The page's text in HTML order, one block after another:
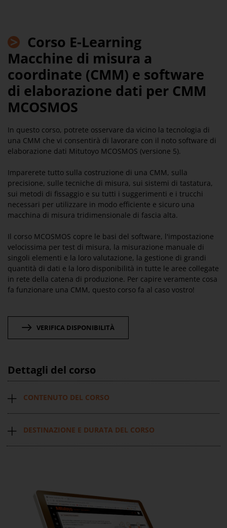
> Corso E-Learning
Macchine di misura a
coordinate (CMM) e software
di elaborazione dati per CMM
MCOSMOS
In questo corso, potrete osservare da vicino la tecnologia di
una CMM che vi consentirà di lavorare con il noto software di
elaborazione dati Mitutoyo MCOSMOS (versione 5).
Imparerete tutto sulla costruzione di una CMM, sulla
precisione, sulle tecniche di misura, sui sistemi di tastatura,
sui metodi di fissaggio e su tutti i suggerimenti e i trucchi
necessari per utilizzare in modo efficiente e sicuro una
macchina di misura tridimensionale di fascia alta.
Il corso MCOSMOS copre le basi del software, l'impostazione
velocissima per test di misura, la misurazione manuale di
singoli elementi e la loro valutazione, la gestione di grandi
quantità di dati e la loro disponibilità in tutte le aree collegate
in rete della catena di produzione. Per capire veramente cosa
fa funzionare una CMM, questo corso fa al caso vostro!
VERIFICA DISPONIBILITÀ
Dettagli del corso
CONTENUTO DEL CORSO
DESTINAZIONE E DURATA DEL CORSO